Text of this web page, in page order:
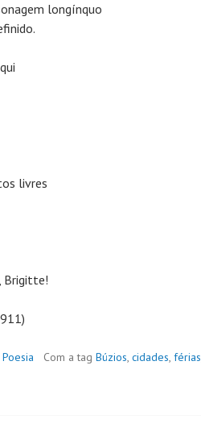
longínquo
livres
Brigitte!
Poesia Com a tag Búzios, cidades, férias